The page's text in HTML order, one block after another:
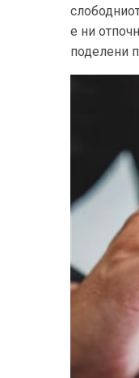
е ни
поделени